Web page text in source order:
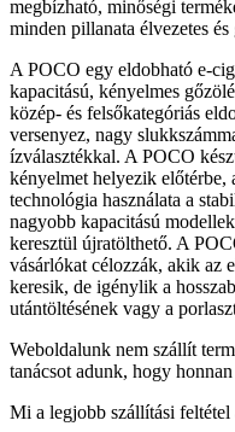
megbízható, minőségi
minden pillanata élvezetes és
A POCO egy eldobható e-
kapacitású, kényelmes
közép- és felsőkategóriás
versenyez, nagy
ízválasztékkal. A POCO
kényelmet helyezik előtérbe,
technológia használata a
nagyobb kapacitású
keresztül újratölthető. A
vásárlókat célozzák, akik az
keresik, de igénylik a
utántöltésének vagy a
Weboldalunk nem szállít
tanácsot adunk, hogy
Mi a legjobb szállítási